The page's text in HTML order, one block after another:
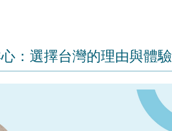
：選擇台灣的理由與體驗